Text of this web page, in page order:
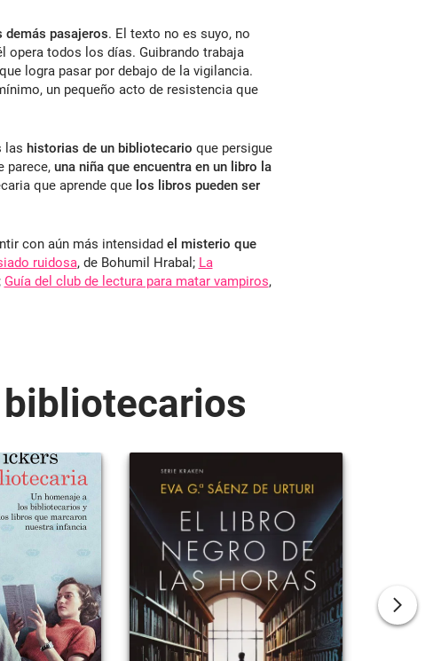
demás pasajeros. El texto no es suyo, no
opera todos los días. Guibrando trabaja
logra pasar por debajo de la vigilancia.
un pequeño acto de resistencia que
las historias de un bibliotecario que persigue
parece, una niña que encuentra en un libro la
que aprende que los libros pueden ser
con aún más intensidad el misterio que
ruidosa, de Bohumil Hrabal; La
Guía del club de lectura para matar vampiros,